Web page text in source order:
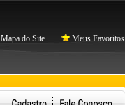
Mapa do Site Meus Favoritos